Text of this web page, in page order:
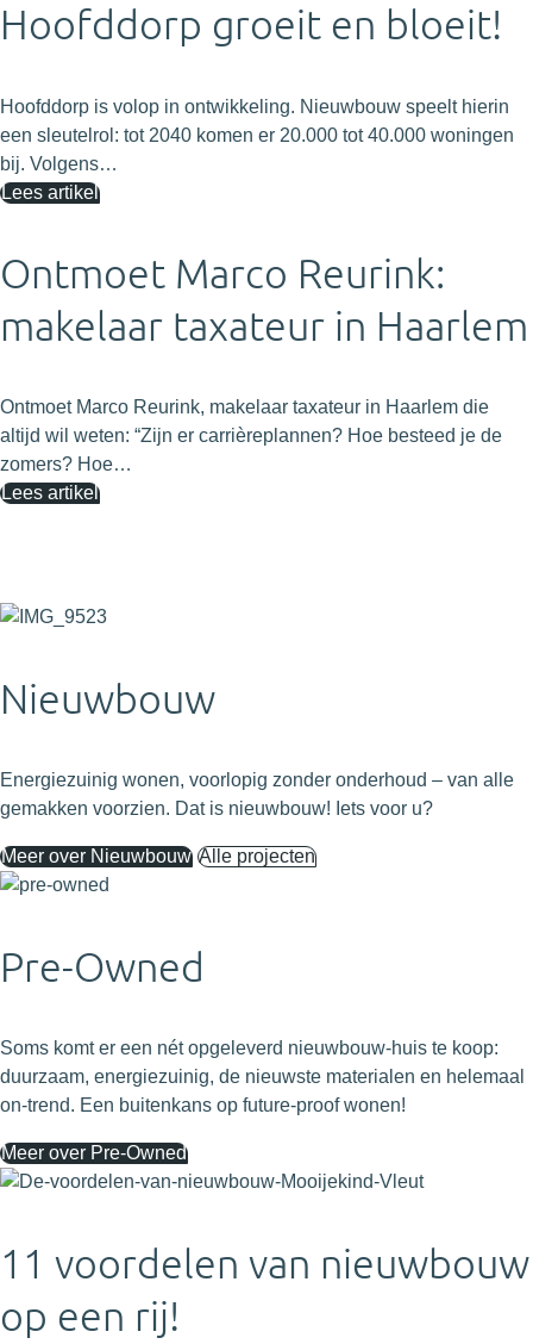
Hoofddorp groeit en bloeit!
Hoofddorp is volop in ontwikkeling. Nieuwbouw speelt hierin
een sleutelrol: tot 2040 komen er 20.000 tot 40.000 woningen
bij. Volgens…
Lees artikel
Ontmoet Marco Reurink:
makelaar taxateur in Haarlem
Ontmoet Marco Reurink, makelaar taxateur in Haarlem die
altijd wil weten: “Zijn er carrièreplannen? Hoe besteed je de
zomers? Hoe…
Lees artikel
Nieuwbouw
Energiezuinig wonen, voorlopig zonder onderhoud – van alle
gemakken voorzien. Dat is nieuwbouw! Iets voor u?
Meer over Nieuwbouw Alle projecten
Pre-Owned
Soms komt er een nét opgeleverd nieuwbouw-huis te koop:
duurzaam, energiezuinig, de nieuwste materialen en helemaal
on-trend. Een buitenkans op future-proof wonen!
Meer over Pre-Owned
11 voordelen van nieuwbouw
op een rij!